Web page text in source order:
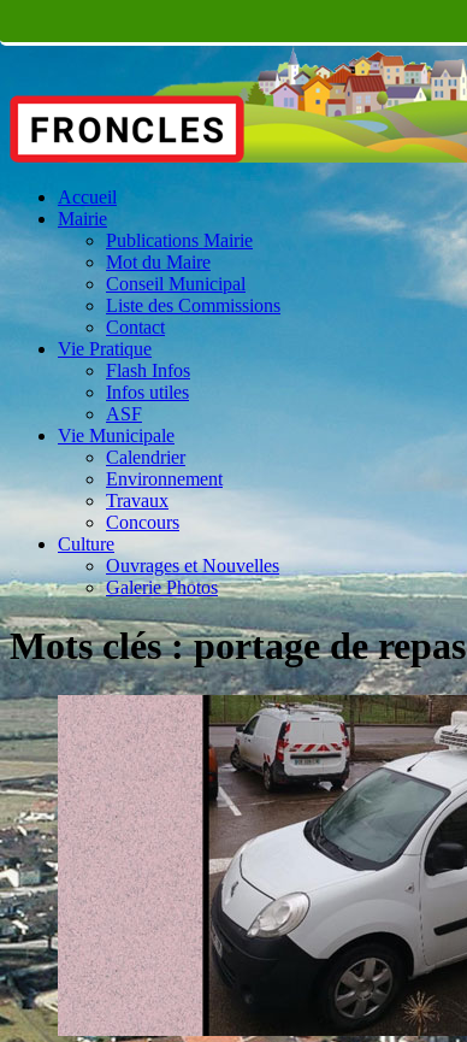
Accueil
Mairie
Publications Mairie
Mot du Maire
Conseil Municipal
Liste des Commissions
Contact
Vie Pratique
Flash Infos
Infos utiles
ASF
Vie Municipale
Calendrier
Environnement
Travaux
Concours
Culture
Ouvrages et Nouvelles
Galerie Photos
Mots clés : portage de repas